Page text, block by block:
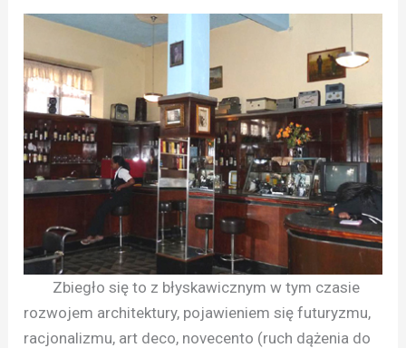
Zbiegło się to z błyskawicznym w tym czasie
rozwojem architektury, pojawieniem się futuryzmu,
racjonalizmu, art deco, novecento (ruch dążenia do